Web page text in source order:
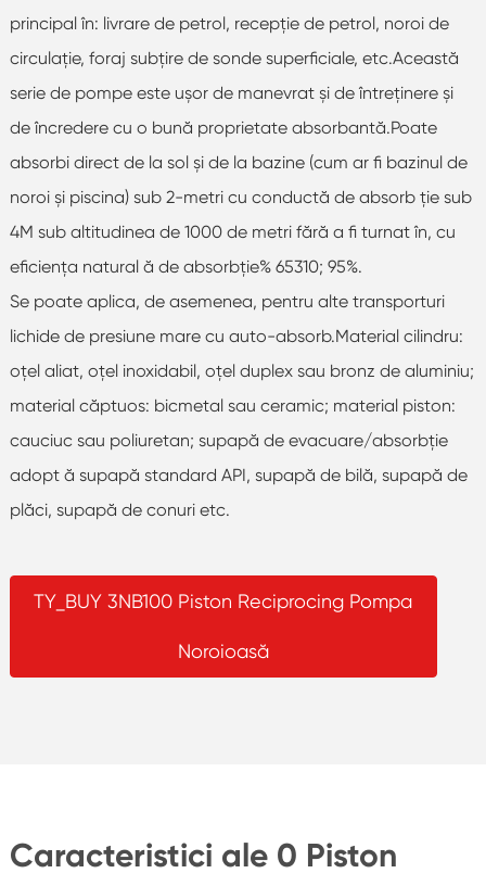
principal în: livrare de petrol, recepție de petrol, noroi de
circulație, foraj subțire de sonde superficiale, etc.Această
serie de pompe este ușor de manevrat și de întreținere și
de încredere cu o bună proprietate absorbantă.Poate
absorbi direct de la sol și de la bazine (cum ar fi bazinul de
noroi și piscina) sub 2-metri cu conductă de absorb ție sub
4M sub altitudinea de 1000 de metri fără a fi turnat în, cu
eficiența natural ă de absorbție% 65310; 95%.
Se poate aplica, de asemenea, pentru alte transporturi
lichide de presiune mare cu auto-absorb.Material cilindru:
oțel aliat, oțel inoxidabil, oțel duplex sau bronz de aluminiu;
material căptuos: bicmetal sau ceramic; material piston:
cauciuc sau poliuretan; supapă de evacuare/absorbție
adopt ă supapă standard API, supapă de bilă, supapă de
plăci, supapă de conuri etc.
TY_BUY 3NB100 Piston Reciprocing Pompa
Noroioasă
Caracteristici ale 0 Piston